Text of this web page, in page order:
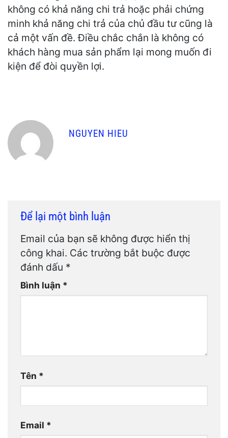
không có khả năng chi trả hoặc phải chứng
minh khả năng chi trả của chủ đầu tư cũng là
cả một vấn đề. Điều chắc chắn là không có
khách hàng mua sản phẩm lại mong muốn đi
kiện để đòi quyền lợi.
NGUYEN HIEU
Để lại một bình luận
Email của bạn sẽ không được hiển thị
công khai. Các trường bắt buộc được
đánh dấu *
Bình luận *
Tên *
Email *